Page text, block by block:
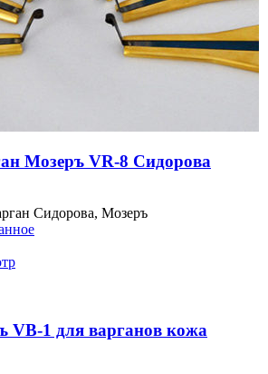
Мозеръ VR-8 Сидорова
Сидорова, Мозеръ
VB-1 для варганов кожа